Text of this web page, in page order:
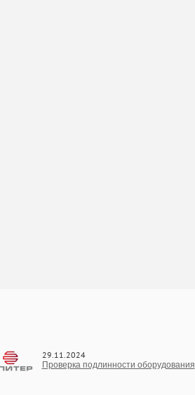
29.11.2024
Проверка подлинности оборудования